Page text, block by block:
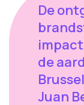
De
de
Juan